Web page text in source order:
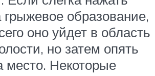
образование,
оно уйдет в область
но затем опять
место. Некоторые